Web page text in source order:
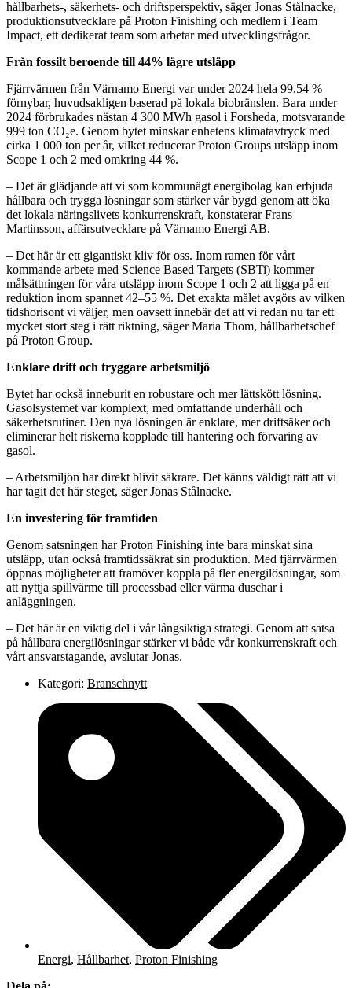
hållbarhets-, säkerhets- och driftsperspektiv, säger Jonas Stålnacke,
produktionsutvecklare på Proton Finishing och medlem i Team
Impact, ett dedikerat team som arbetar med utvecklingsfrågor.
Från fossilt beroende till 44% lägre utsläpp
Fjärrvärmen från Värnamo Energi var under 2024 hela 99,54 %
förnybar, huvudsakligen baserad på lokala biobränslen. Bara under
2024 förbrukades nästan 4 300 MWh gasol i Forsheda, motsvarande
999 ton CO₂e. Genom bytet minskar enhetens klimatavtryck med
cirka 1 000 ton per år, vilket reducerar Proton Groups utsläpp inom
Scope 1 och 2 med omkring 44 %.
– Det är glädjande att vi som kommunägt energibolag kan erbjuda
hållbara och trygga lösningar som stärker vår bygd genom att öka
det lokala näringslivets konkurrenskraft, konstaterar Frans
Martinsson, affärsutvecklare på Värnamo Energi AB.
– Det här är ett gigantiskt kliv för oss. Inom ramen för vårt
kommande arbete med Science Based Targets (SBTi) kommer
målsättningen för våra utsläpp inom Scope 1 och 2 att ligga på en
reduktion inom spannet 42–55 %. Det exakta målet avgörs av vilken
tidshorisont vi väljer, men oavsett innebär det att vi redan nu tar ett
mycket stort steg i rätt riktning, säger Maria Thom, hållbarhetschef
på Proton Group.
Enklare drift och tryggare arbetsmiljö
Bytet har också inneburit en robustare och mer lättskött lösning.
Gasolsystemet var komplext, med omfattande underhåll och
säkerhetsrutiner. Den nya lösningen är enklare, mer driftsäker och
eliminerar helt riskerna kopplade till hantering och förvaring av
gasol.
– Arbetsmiljön har direkt blivit säkrare. Det känns väldigt rätt att vi
har tagit det här steget, säger Jonas Stålnacke.
En investering för framtiden
Genom satsningen har Proton Finishing inte bara minskat sina
utsläpp, utan också framtidssäkrat sin produktion. Med fjärrvärmen
öppnas möjligheter att framöver koppla på fler energilösningar, som
att nyttja spillvärme till processbad eller värma duschar i
anläggningen.
– Det här är en viktig del i vår långsiktiga strategi. Genom att satsa
på hållbara energilösningar stärker vi både vår konkurrenskraft och
vårt ansvarstagande, avslutar Jonas.
Kategori: Branschnytt
Energi, Hållbarhet, Proton Finishing